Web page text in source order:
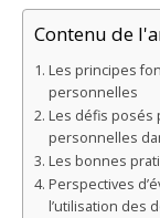
Contenu de
Les principes
personnelles
Les défis posés
personnelles
Les bonnes
Perspectives
l’utilisation des